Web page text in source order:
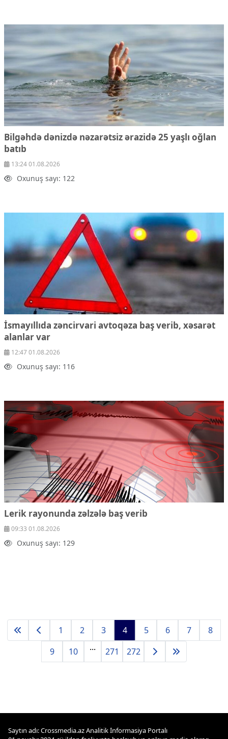
Bilgəhdə dənizdə nəzarətsiz ərazidə 25 yaşlı oğlan
batıb
13:24 01.08.2026
Oxunuş sayı: 122
İsmayıllıda zəncirvari avtoqəza baş verib, xəsarət
alanlar var
12:47 01.08.2026
Oxunuş sayı: 116
Lerik rayonunda zəlzələ baş verib
09:33 01.08.2026
Oxunuş sayı: 129
1 2 3 4 5 6 7
8
9
10 ... 271 272
Saytın adı: Crossmedia.az Analitik İnformasiya Portalı